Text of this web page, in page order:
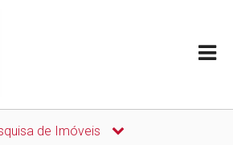
de Imóveis